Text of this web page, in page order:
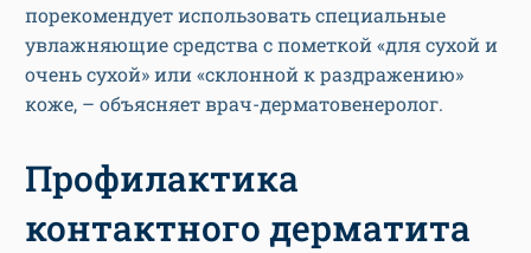
порекомендует использовать специальные
увлажняющие средства с пометкой «для сухой и
очень сухой» или «склонной к раздражению»
коже, – объясняет врач-дерматовенеролог.
Профилактика
контактного дерматита